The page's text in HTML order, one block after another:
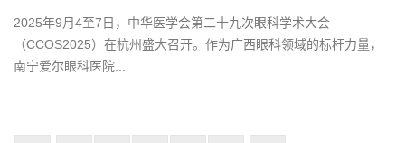
2025年9月4至7日，中华医学会第二十九次眼科学术大会
（CCOS2025）在杭州盛大召开。作为广西眼科领域的标杆力量，
南宁爱尔眼科医院...